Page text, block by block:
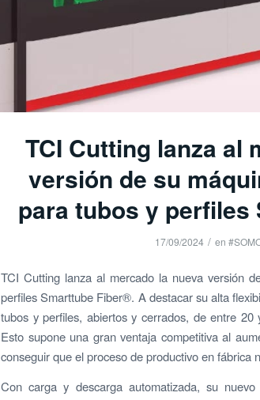
TCI Cutting lanza al
versión de su
para tubos y
17/09/2024 / en
TCI Cutting lanza al mercado la nueva versión
perfiles Smarttube Fiber®. A destacar su alta
tubos y perfiles, abiertos y cerrados, de entre
Esto supone una gran ventaja competitiva al
conseguir que el proceso de productivo en fábrica
Con carga y descarga automatizada, su